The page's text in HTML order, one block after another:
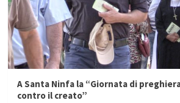
A Santa Ninfa la “Giornata di
contro il creato”